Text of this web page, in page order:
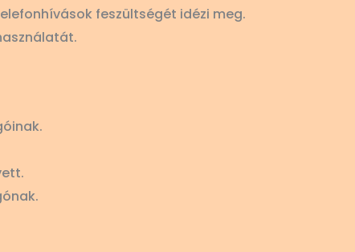
feszültségét idézi meg.